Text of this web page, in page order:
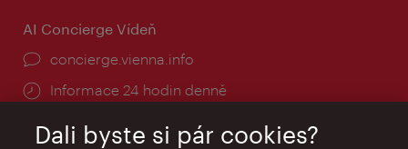
AI Concierge Vídeň
concierge.vienna.info
Informace 24 hodin denně
Dali byste si pár cookies?